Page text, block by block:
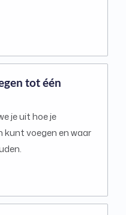
tot één
je uit hoe je
kunt voegen en waar